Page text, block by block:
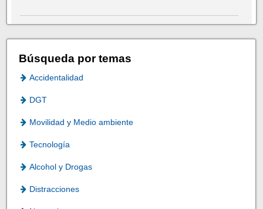
Búsqueda por temas
Accidentalidad
DGT
Movilidad y Medio ambiente
Tecnología
Alcohol y Drogas
Distracciones